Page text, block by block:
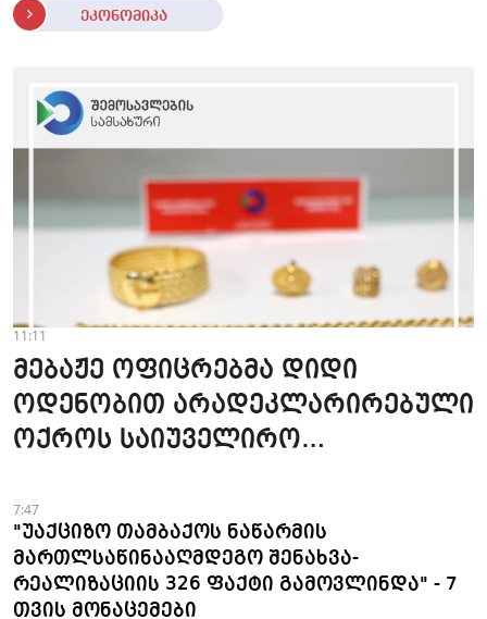
ეკონომიკა
11:11
მებაჟე ოფიცრებმა დიდი
ოდენობით არადეკლარირებული
ოქროს საიუველირო
ფაქტები აღკვეთეს
7:47
"უაქციზო თამბაქოს ნაწარმის
მართლსაწინააღმდეგო შენახვა-
რეალიზაციის 326 ფაქტი გამოვლინდა" - 7
თვის მონაცემები